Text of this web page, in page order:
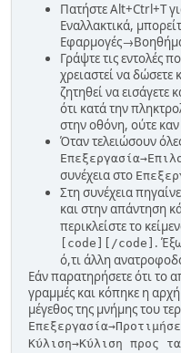
Πατήστε Alt+Ctrl+T
Εναλλακτικά,
Γράψτε τις εντολές
χρειαστεί να δώσετε
ζητηθεί να εισάγετε
ότι κατά την
στην οθόνη, ούτε
Όταν τελειώσουν
συνέχεια στο
Στη συνέχεια
και στην απάντηση
περικλείστε το
[cοde][/cοde] .
ό,τι άλλη
Εάν παρατηρήσετε ότι το
γραμμές και κόπηκε η
μέγεθος της μνήμης του
Κύλιση→Κύλιση προς